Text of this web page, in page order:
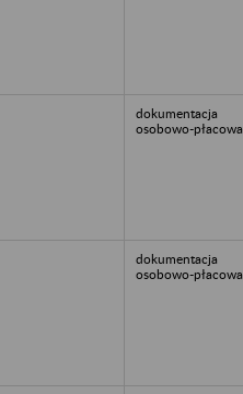
dokumentacja
osobowo-płacowa
dokumentacja
osobowo-płacowa